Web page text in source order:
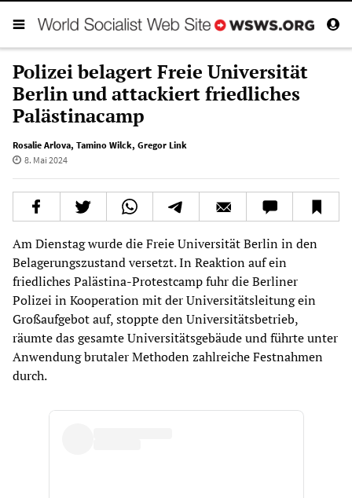
Polizei belagert Freie Universität
Berlin und attackiert friedliches
Palästinacamp
Rosalie Arlova, Tamino Wilck, Gregor Link
8. Mai 2024
Am Dienstag wurde die Freie Universität Berlin in den
Belagerungszustand versetzt. In Reaktion auf ein
friedliches Palästina-Protestcamp fuhr die Berliner
Polizei in Kooperation mit der Universitätsleitung ein
Großaufgebot auf, stoppte den Universitätsbetrieb,
räumte das gesamte Universitätsgebäude und führte unter
Anwendung brutaler Methoden zahlreiche Festnahmen
durch.